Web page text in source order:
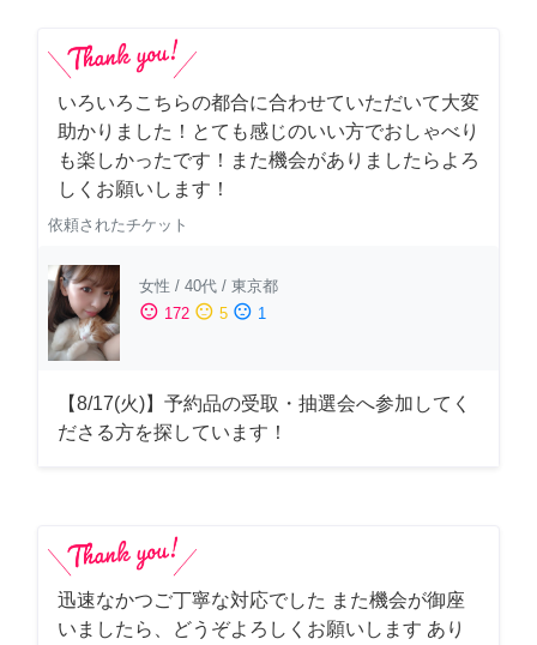
いろいろこちらの都合に合わせていただいて大変
助かりました！とても感じのいい方でおしゃべり
も楽しかったです！また機会がありましたらよろ
しくお願いします！
依頼されたチケット
女性 / 40代 / 東京都
sentiment_satisfied 172 sentiment_neutral 5 sentiment_dissatisfied 1
【8/17(火)】予約品の受取・抽選会へ参加してく
ださる方を探しています！
迅速なかつご丁寧な対応でした また機会が御座
いましたら、どうぞよろしくお願いします あり